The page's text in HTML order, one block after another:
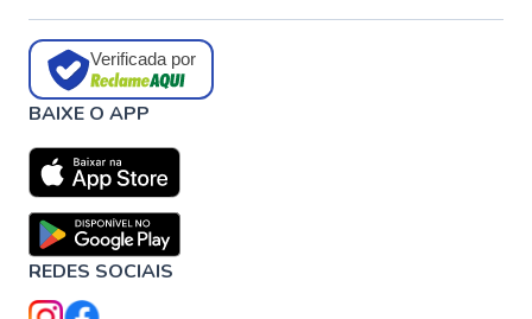
Verificada por
BAIXE O APP
REDES SOCIAIS